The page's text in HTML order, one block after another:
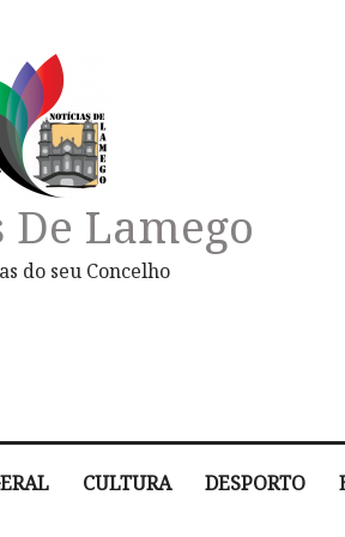
Lamego
do seu Concelho
CULTURA DESPORTO